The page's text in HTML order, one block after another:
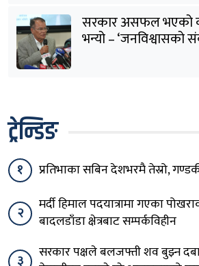
सरकार असफल भएको
भन्यो – ‘जनविश्वासको
ट्रेन्डिङ
१ प्रतिभाका सबिन देशभरमै तेस्रो,
२
मर्दी हिमाल पदयात्रामा गएका
बादलडाँडा क्षेत्रबाट सम्पर्कविहीन
३
सरकार पक्षले बलजफ्ती शव बुझ्न